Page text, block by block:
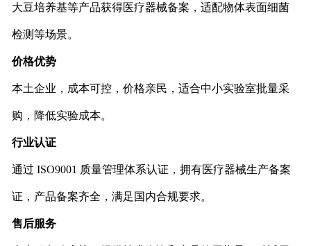
大豆培养基等产品获得医疗器械备案，适配物体表面细菌
检测等场景。
价格优势
本土企业，成本可控，价格亲民，适合中小实验室批量采
购，降低实验成本。
行业认证
通过 ISO9001 质量管理体系认证，拥有医疗器械生产备案
证，产品备案齐全，满足国内合规要求。
售后服务